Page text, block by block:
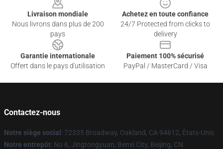
Livraison mondiale
Nous livrons dans plus de 200
pays
Achetez en toute confiance
24/7 Protected from clicks to
delivery
Garantie internationale
Offert dans le pays d'utilisation
Paiement 100% sécurisé
PayPal / MasterCard / Visa
Contactez-nous
Notre siège social : 72335 Broadway, Oakland, CA 94612, États-Unis
Notre entrepôt: No 6, Jingtongyuan, Benxi City, Beijing, CN